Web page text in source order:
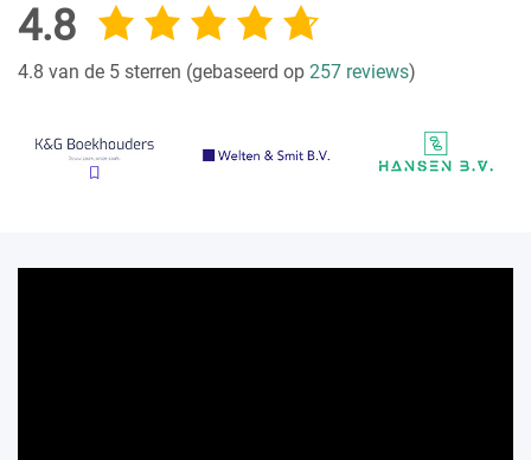
4.8
4.8 van de 5 sterren (gebaseerd op 257 reviews)